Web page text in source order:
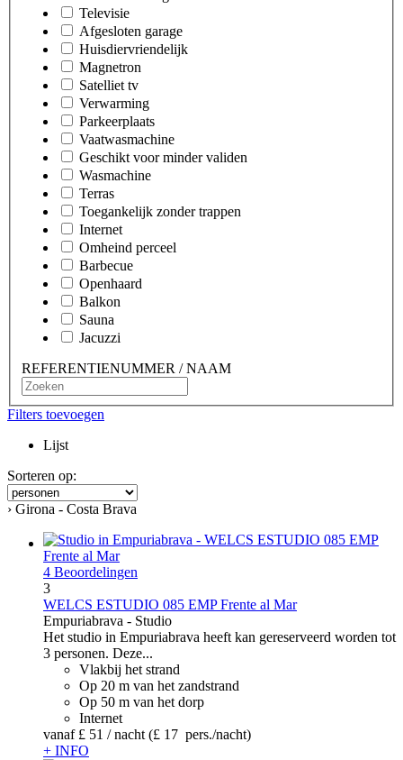
Televisie
Afgesloten garage
Huisdiervriendelijk
Magnetron
Satelliet tv
Verwarming
Parkeerplaats
Vaatwasmachine
Geschikt voor minder validen
Wasmachine
Terras
Toegankelijk zonder trappen
Internet
Omheind perceel
Barbecue
Openhaard
Balkon
Sauna
Jacuzzi
REFERENTIENUMMER / NAAM
Filters toevoegen
Lijst
Sorteren op:
› Girona - Costa Brava
4 Beoordelingen
3
WELCS ESTUDIO 085 EMP Frente al Mar
Empuriabrava - Studio
Het studio in Empuriabrava heeft kan gereserveerd worden tot
3 personen. Deze...
Vlakbij het strand
Op 20 m van het zandstrand
Op 50 m van het dorp
Internet
vanaf £ 51 / nacht (£ 17 pers./nacht)
+ INFO